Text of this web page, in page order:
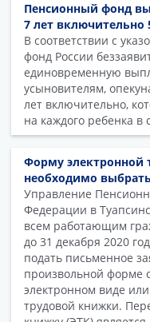
Пенсионный фонд
7 лет включительно
В соответствии с
фонд России
единовременную
усыновителям,
лет включительно,
на каждого ребенка в
Форму электронной
необходимо
Управление
Федерации в
всем работающим
до 31 декабря 2020
подать письменное
произвольной форме
электронном виде
трудовой книжки.